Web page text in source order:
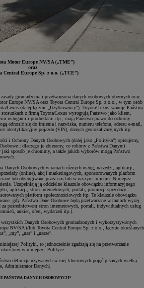
Motor Europe NV/SA („TME”)
oraz
Central Europe Sp. z o.o. („TCE”)
gromadzenia i przetwarzania danych osobowych obecnych oraz
Europe NV/SA oraz Toyota Central Europe Sp. z o.o., w tym osób
Lexus (dalej łącznie „Użytkownicy”). Toyota/Lexus szanuje Państwa
z firmą Toyota/Lexus występują Państwo jako klient,
usługami i produktami itp., mają Państwo prawo do ochrony
odnosić się do imienia i nazwiska, numeru telefonu, adresu e-mail,
identyfikacyjny pojazdu (VIN), danych geolokalizacyjnych itp.
i Ochrony Danych Osobowych (dalej jako „Polityka”) opisujemy,
i dlaczego je zbieramy, co robimy z Państwa Danymi
sposób je chronimy, a także jakich wyborów mogą Państwo
Danych Osobowych w ramach różnych usług, narzędzi, aplikacji,
(online), akcji marketingowych, sponsorowanych platform
lub obsługiwane przez nas lub w naszym imieniu. Niniejsza
Uzupełniają ją oddzielne klauzule obowiązku informacyjnego
aplikacji, stron internetowych, portali, promocji sprzedaży
platform społecznościowych itp. Te klauzule obowiązku
gdy Państwa Dane Osobowe będą przetwarzane w ramach wyżej
pośrednictwem stron internetowych, portali, indywidualnych usług
ankiet, ofert, wydarzeń itp.).
Danych Osobowych gromadzonych i wykorzystywanych
NV/SA i/lub Toyota Central Europe Sp. z o.o., łącznie określanych
„my”, „nas” i „nasze”.
Polityki, to jednocześnie zgadzają się na przetwarzanie
w niniejszej Polityce.
definicje używanych w niej kluczowych pojęć pisanych wielką
Administrator Danych).
PAŃSTWA DANYCH OSOBOWYCH?